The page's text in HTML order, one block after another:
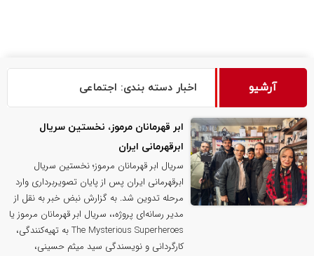
آرشیو اخبار دسته بندی: اجتماعی
ابر قهرمانان مرموز، نخستین سریال
ابرقهرمانی ایران
سریال ابر قهرمانان مرموز؛ نخستین سریال
ابرقهرمانی ایران پس از پایان تصویربرداری وارد
مرحله تدوین شد. به گزارش نبض خبر به نقل از
مدیر رسانه‌ای پروژه،، سریال ابر قهرمانان مرموز یا
The Mysterious Superheroes به تهیه‌کنندگی،
کارگردانی و نویسندگی سید میثم حسینی،